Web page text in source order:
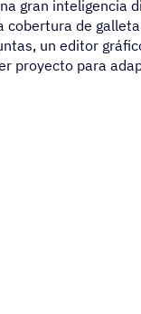
gran inteligencia
cobertura de
un editor
proyecto para